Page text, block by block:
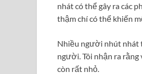
nhát có thể gây ra các
thậm chí có thể khiến
Nhiều người nhút nhát
người. Tôi nhận ra
còn rất nhỏ.